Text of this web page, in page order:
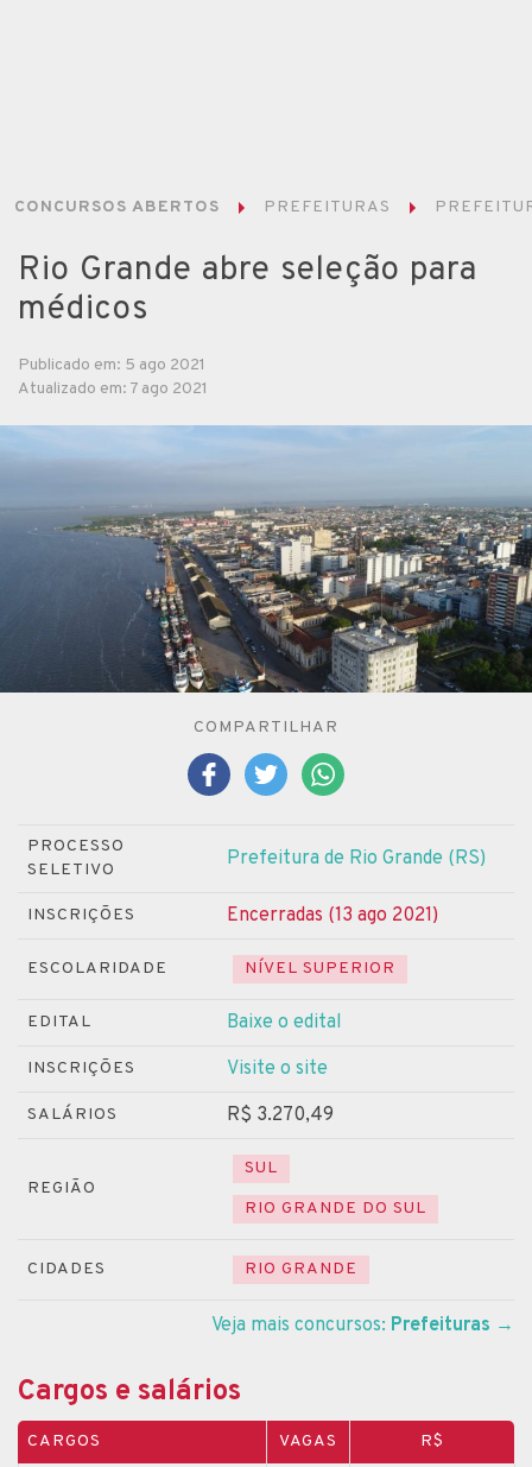
CONCURSOS ABERTOS PREFEITURAS
Rio Grande abre seleção para
médicos
Publicado em: 5 ago 2021
Atualizado em: 7 ago 2021
COMPARTILHAR
PROCESSO
SELETIVO
Prefeitura de Rio Grande (RS)
INSCRIÇÕES Encerradas (13 ago 2021)
ESCOLARIDADE NÍVEL SUPERIOR
EDITAL Baixe o edital
INSCRIÇÕES Visite o site
SALÁRIOS R$ 3.270,49
REGIÃO
SUL
RIO GRANDE DO SUL
CIDADES RIO GRANDE
Veja mais concursos: Prefeituras →
Cargos e salários
CARGOS VAGAS R$